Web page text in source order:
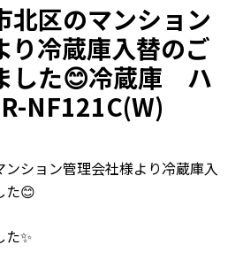
北区のマンション
り冷蔵庫入替のご
した😊冷蔵庫 ハ
NF121C(W)
ション管理会社様より冷蔵庫入
た😊
✨